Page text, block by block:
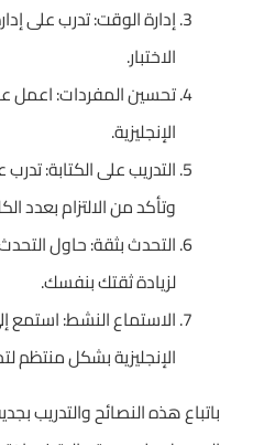
إدارة الوقت: تدرب على
الاختبار.
تحسين المفردات: اعمل
الإنجليزية.
التدريب على الكتابة:
وتأكد من الالتزام بعدد
التحدث بثقة: حاول التحدث
لزيادة ثقتك بنفسك.
الاستماع النشط:
الإنجليزية بشكل منتظم
باتباع هذه النصائح والتدريب